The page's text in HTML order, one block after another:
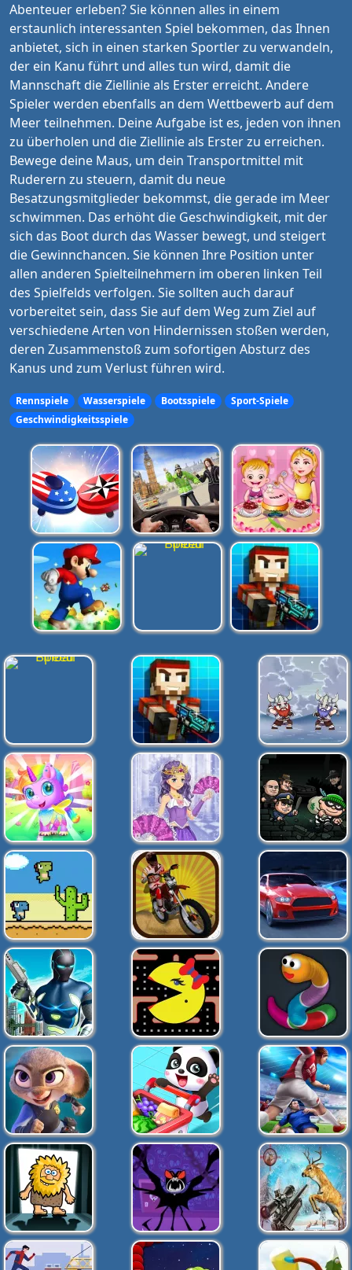
Abenteuer erleben? Sie können alles in einem
erstaunlich interessanten Spiel bekommen, das Ihnen
anbietet, sich in einen starken Sportler zu verwandeln,
der ein Kanu führt und alles tun wird, damit die
Mannschaft die Ziellinie als Erster erreicht. Andere
Spieler werden ebenfalls an dem Wettbewerb auf dem
Meer teilnehmen. Deine Aufgabe ist es, jeden von ihnen
zu überholen und die Ziellinie als Erster zu erreichen.
Bewege deine Maus, um dein Transportmittel mit
Ruderern zu steuern, damit du neue
Besatzungsmitglieder bekommst, die gerade im Meer
schwimmen. Das erhöht die Geschwindigkeit, mit der
sich das Boot durch das Wasser bewegt, und steigert
die Gewinnchancen. Sie können Ihre Position unter
allen anderen Spielteilnehmern im oberen linken Teil
des Spielfelds verfolgen. Sie sollten auch darauf
vorbereitet sein, dass Sie auf dem Weg zum Ziel auf
verschiedene Arten von Hindernissen stoßen werden,
deren Zusammenstoß zum sofortigen Absturz des
Kanus und zum Verlust führen wird.
Rennspiele Wasserspiele Bootsspiele
Sport-Spiele
Geschwindigkeitsspiele